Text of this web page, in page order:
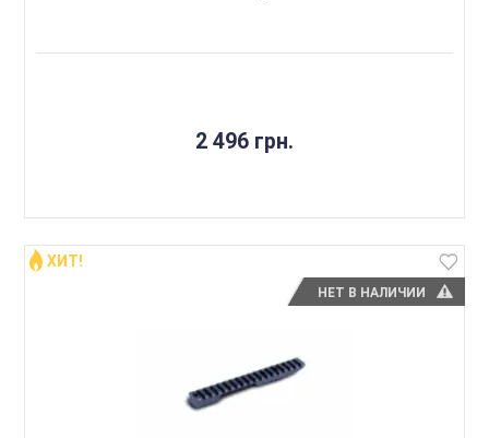
2 496 грн.
НЕТ В НАЛИЧИИ
ХИТ!